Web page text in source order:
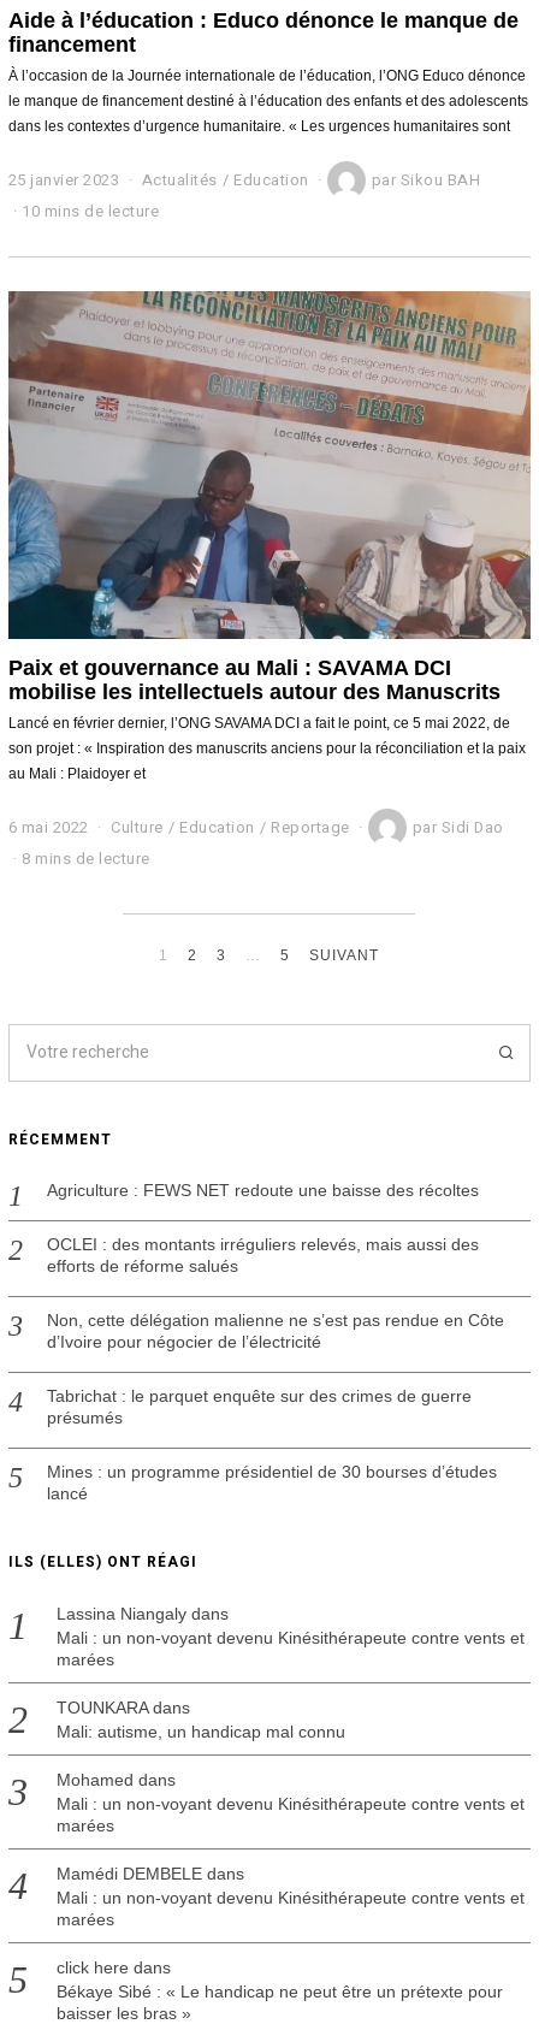
Aide à l’éducation : Educo dénonce le manque de
financement
À l’occasion de la Journée internationale de l’éducation, l’ONG Educo dénonce
le manque de financement destiné à l’éducation des enfants et des adolescents
dans les contextes d’urgence humanitaire. « Les urgences humanitaires sont
25 janvier 2023 Actualités / Education par Sikou BAH
10 mins de lecture
Paix et gouvernance au Mali : SAVAMA DCI
mobilise les intellectuels autour des Manuscrits
Lancé en février dernier, l’ONG SAVAMA DCI a fait le point, ce 5 mai 2022, de
son projet : « Inspiration des manuscrits anciens pour la réconciliation et la paix
au Mali : Plaidoyer et
6 mai 2022
m
a
Culture / Education / Reportage par Sidi Dao
8 mins de lecture
1 2 3 … 5 SUIVANT
RÉCEMMENT
Agriculture : FEWS NET redoute une baisse des récoltes
OCLEI : des montants irréguliers relevés, mais aussi des
efforts de réforme salués
Non, cette délégation malienne ne s’est pas rendue en Côte
d’Ivoire pour négocier de l’électricité
Tabrichat : le parquet enquête sur des crimes de guerre
présumés
Mines : un programme présidentiel de 30 bourses d’études
lancé
ILS (ELLES) ONT RÉAGI
Lassina Niangalydans
Mali : un non-voyant devenu Kinésithérapeute contre vents et
marées
TOUNKARAdans
Mali: autisme, un handicap mal connu
Mohamed dans
Mali : un non-voyant devenu Kinésithérapeute contre vents et
marées
Mamédi DEMBELEdans
Mali : un non-voyant devenu Kinésithérapeute contre vents et
marées
click here dans
Békaye Sibé : « Le handicap ne peut être un prétexte pour
baisser les bras »